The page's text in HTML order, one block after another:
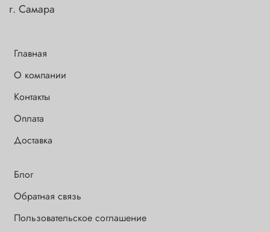
Главная
О компании
Контакты
Оплата
Доставка
Блог
Обратная связь
Пользовательское соглашение
г. Самара